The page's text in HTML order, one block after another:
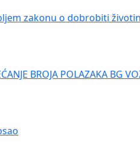
zakonu o dobrobiti
BROJA POLAZAKA BG